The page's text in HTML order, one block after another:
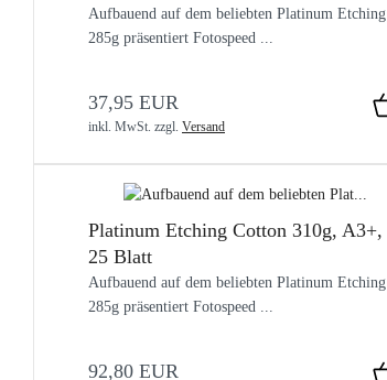
Aufbauend auf dem beliebten Platinum Etching
285g präsentiert Fotospeed ...
37,95 EUR
inkl. MwSt. zzgl. Versand
Platinum Etching Cotton 310g, A3+,
25 Blatt
Aufbauend auf dem beliebten Platinum Etching
285g präsentiert Fotospeed ...
92,80 EUR